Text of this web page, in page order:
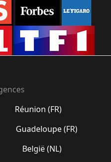
Réunion (FR)
Guadeloupe (FR)
België (NL)